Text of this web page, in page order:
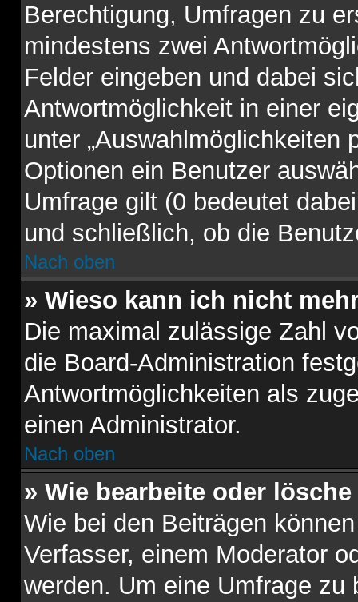
Berechtigung, Umfragen zu
mindestens zwei
Felder eingeben und dabei
Antwortmöglichkeit in einer
unter „Auswahlmöglichkeiten
Optionen ein Benutzer
Umfrage gilt (0 bedeutet
und schließlich, ob die
Nach oben
» Wieso kann ich nicht
Die maximal zulässige Zahl
die Board-Administration
Antwortmöglichkeiten als
einen Administrator.
Nach oben
» Wie bearbeite oder
Wie bei den Beiträgen
Verfasser, einem Moderator
werden. Um eine Umfrage zu